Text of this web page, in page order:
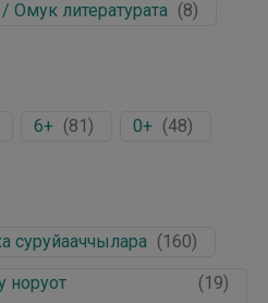
Омук литературата (8)
6+ (81 ) 0+ (48)
суруйааччылара (160)
норуот
(19)